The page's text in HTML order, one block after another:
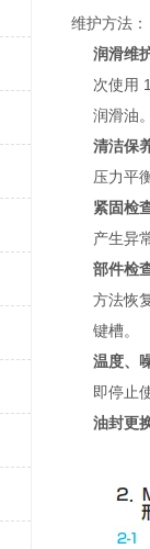
维护方法：
润滑维
次使用
润滑油
清洁保
压力平
紧固检
产生异
部件检
方法恢
键槽。
温度、
即停止
油封更